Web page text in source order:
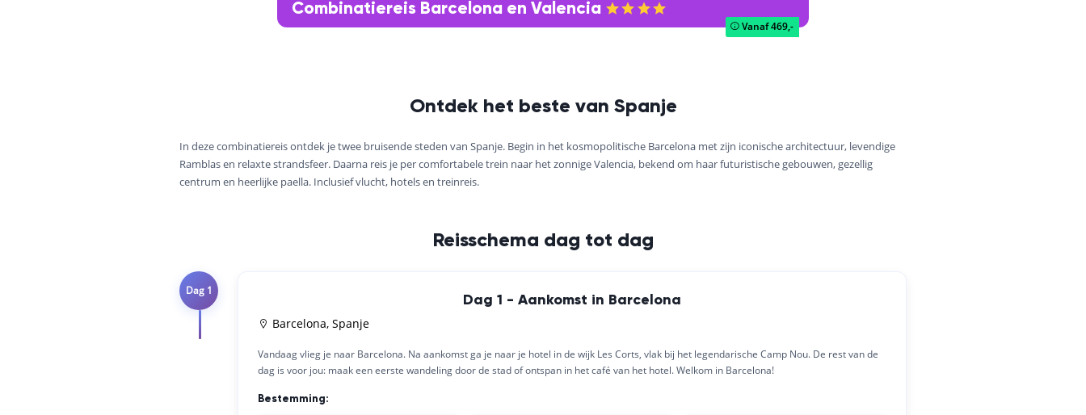
Combinatiereis Barcelona en Valencia
Vanaf469,-
Ontdek het beste van Spanje
In deze combinatiereis ontdek je twee bruisende steden van Spanje. Begin in het kosmopolitische Barcelona met zijn iconische architectuur, levendige
Ramblas en relaxte strandsfeer. Daarna reis je per comfortabele trein naar het zonnige Valencia, bekend om haar futuristische gebouwen, gezellig
centrum en heerlijke paella. Inclusief vlucht, hotels en treinreis.
Reisschema dag tot dag
Dag 1
Dag 1 - Aankomst in Barcelona
Barcelona, Spanje
Vandaag vlieg je naar Barcelona. Na aankomst ga je naar je hotel in de wijk Les Corts, vlak bij het legendarische Camp Nou. De rest van de
dag is voor jou: maak een eerste wandeling door de stad of ontspan in het café van het hotel. Welkom in Barcelona!
Bestemming: